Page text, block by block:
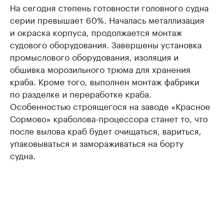
На сегодня степень готовности головного судна
серии превышает 60%. Началась металлизация
и окраска корпуса, продолжается монтаж
судового оборудования. Завершены установка
промыслового оборудования, изоляция и
обшивка морозильного трюма для хранения
краба. Кроме того, выполнен монтаж фабрики
по разделке и переработке краба.
Особенностью строящегося на заводе «Красное
Сормово» краболова-процессора станет то, что
после вылова краб будет очищаться, вариться,
упаковываться и замораживаться на борту
судна.